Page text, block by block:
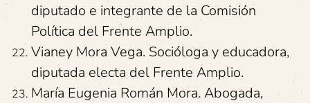
diputado e integrante de la Comisión
Política del Frente Amplio.
Vianey Mora Vega. Socióloga y educadora,
diputada electa del Frente Amplio.
María Eugenia Román Mora. Abogada,